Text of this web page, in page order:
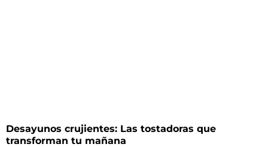
Desayunos crujientes: Las tostadoras que
transforman tu mañana